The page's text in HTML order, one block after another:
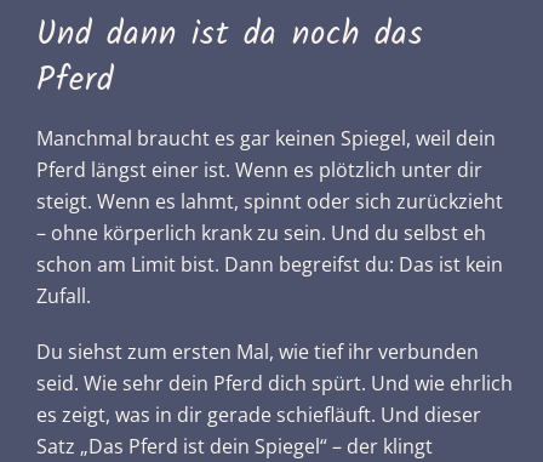
Und dann ist da noch das
Pferd
Manchmal braucht es gar keinen Spiegel, weil dein
Pferd längst einer ist. Wenn es plötzlich unter dir
steigt. Wenn es lahmt, spinnt oder sich zurückzieht
– ohne körperlich krank zu sein. Und du selbst eh
schon am Limit bist. Dann begreifst du: Das ist kein
Zufall.
Du siehst zum ersten Mal, wie tief ihr verbunden
seid. Wie sehr dein Pferd dich spürt. Und wie ehrlich
es zeigt, was in dir gerade schiefläuft. Und dieser
Satz „Das Pferd ist dein Spiegel“ – der klingt